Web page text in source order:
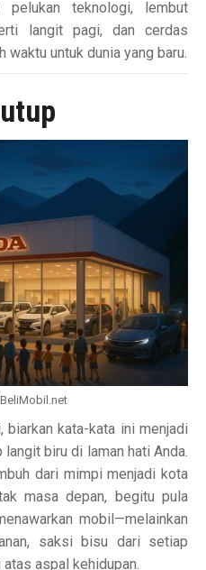
teknologi, lembut
langit pagi, dan cerdas
untuk dunia yang baru.
biarkan kata-kata ini menjadi
biru di laman hati Anda.
dari mimpi menjadi kota
masa depan, begitu pula
mobil—melainkan
saksi bisu dari setiap
aspal kehidupan.